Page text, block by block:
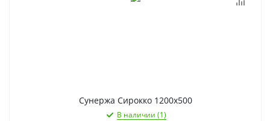
Сунержа Сирокко 1200х500
В наличии (1)